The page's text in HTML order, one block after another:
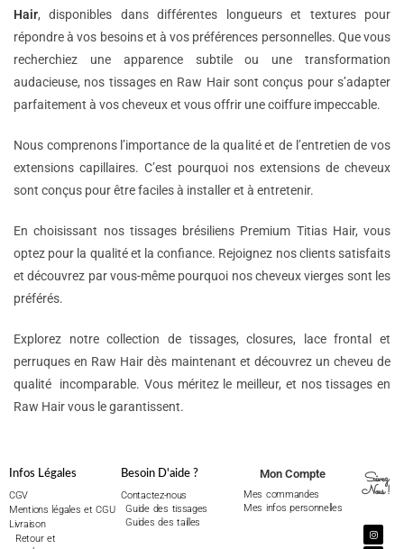
Hair, disponibles dans différentes longueurs et textures pour
répondre à vos besoins et à vos préférences personnelles. Que vous
recherchiez une apparence subtile ou une transformation
audacieuse, nos tissages en Raw Hair sont conçus pour s’adapter
parfaitement à vos cheveux et vous offrir une coiffure impeccable.
Nous comprenons l’importance de la qualité et de l’entretien de vos
extensions capillaires. C’est pourquoi nos extensions de cheveux
sont conçus pour être faciles à installer et à entretenir.
En choisissant nos tissages brésiliens Premium Titias Hair, vous
optez pour la qualité et la confiance. Rejoignez nos clients satisfaits
et découvrez par vous-même pourquoi nos cheveux vierges sont les
préférés.
Explorez notre collection de tissages, closures, lace frontal et
perruques en Raw Hair dès maintenant et découvrez un cheveu de
qualité incomparable. Vous méritez le meilleur, et nos tissages en
Raw Hair vous le garantissent.
Infos Légales
CGV
Mentions légales et CGU
Livraison
Retour et
Besoin D'aide ?
Contactez-nous
Guide des tissages
Guides des tailles
Mon Compte
Mes commandes
Mes infos personnelles
Suivez
Nous !